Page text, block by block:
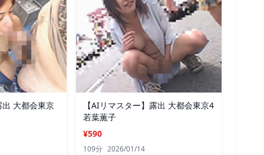
大都会東京
【AIリマスター】露出 大都会東京4
若葉薫子
¥590
109分 2026/01/14